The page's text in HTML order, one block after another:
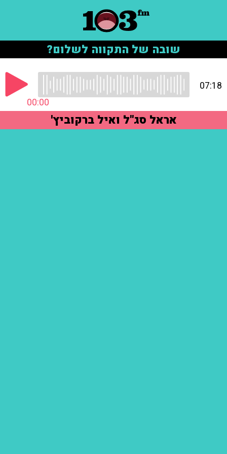
שובה של התקווה לשלום?
00:00
07:18
אראל סג"ל ואיל ברקוביץ'